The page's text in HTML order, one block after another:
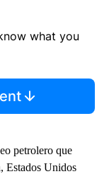
what you
petrolero que
Estados Unidos